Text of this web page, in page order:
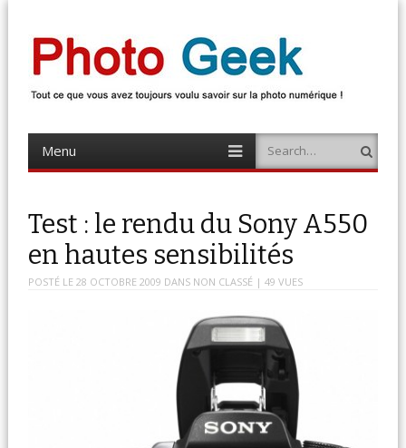
Photo Geek
Menu
content
Search
Test : le rendu du Sony A550
en hautes sensibilités
POSTÉ LE 28 OCTOBRE 2009 DANS NON CLASSÉ | 49 VUES